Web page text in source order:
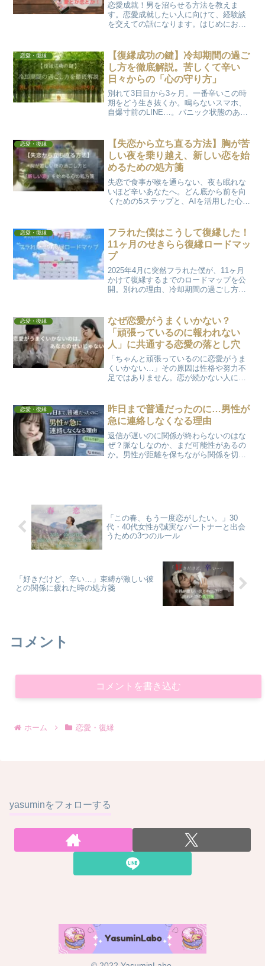
恋愛成就！男を沼らせる方法を教えま
す。恋愛成就したい人に向けて、経験談
を交えての話になります。はじめにお伝
を読んでくれた人は、【嘘か本当か】わ
かりませんが、「恋人が出来た！」「結
婚した！」など多くの人が幸せの階段を
登り始めています！！
恋愛・復縁
【復縁成功の鍵】冷却期間の過ご
し方を徹底解説。苦しくて辛い
日々からの「心の守り方」
別れて3日目から3ヶ月。一番辛いこの時
期をどう生き抜くか。鳴らないスマホ、
自爆寸前のLINE…。パニック状態のあな
あなたは一人じゃない、この記事とAIが
そばにいます。
恋愛・復縁
【失恋から立ち直る方法】胸が苦
しい夜を乗り越え、新しい恋を始
めるための処方箋
失恋で食事が喉を通らない、夜も眠れな
いほど辛いあなたへ。どん底から前を向
くための5ステップと、AIを活用した心の
クリストも。失恋を乗り越え、新しい運
命を探す勇気を届けます。
恋愛・復縁
フラれた僕はこうして復縁した！
11ヶ月のせきらら復縁ロードマッ
プ
2025年4月に突然フラれた僕が、11ヶ月
かけて復縁するまでのロードマップを公
開。別れの理由、冷却期間の過ごし方、
「占い」の活用法まで、実体験をすべて
書き残しました。
恋愛・復縁
なぜ恋愛がうまくいかない？
「頑張っているのに報われない
人」に共通する恋愛の落とし穴
「ちゃんと頑張っているのに恋愛がうま
くいかない…」その原因は性格や努力不
足ではありません。恋が続かない人に共
恋愛・復縁
昨日まで普通だったのに…男性が
急に連絡しなくなる理由
返信が遅いのに関係が終わらないのはな
ぜ？脈なしなのか、まだ可能性があるの
か。男性が距離を保ちながら関係を切ら
「この春、もう一度恋がしたい。」30
代・40代女性が誠実なパートナーと出会
うための3つのルール
「好きだけど、辛い…」束縛が激しい彼
との関係に疲れた時の処方箋
コメント
コメントを書き込む
ホーム 恋愛・復縁
yasuminをフォローする